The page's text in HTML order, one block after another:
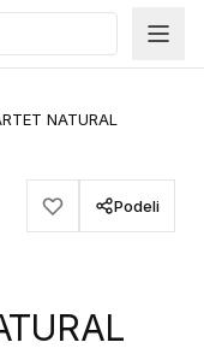
NATURAL
Podeli